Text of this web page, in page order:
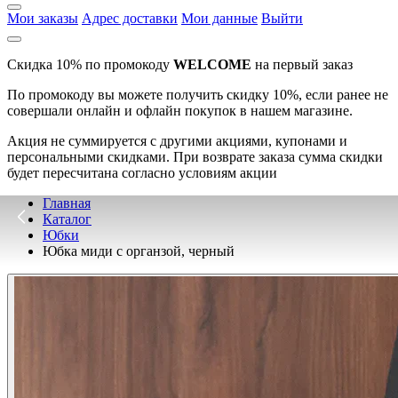
Мои заказы Адрес доставки Мои данные Выйти
Скидка 10% по промокоду WELCOME на первый заказ
По промокоду вы можете получить скидку 10%, если ранее не
совершали онлайн и офлайн покупок в нашем магазине.
Акция не суммируется с другими акциями, купонами и
персональными скидками. При возврате заказа сумма скидки
будет пересчитана согласно условиям акции
Главная
Каталог
Юбки
Юбка миди с органзой, черный